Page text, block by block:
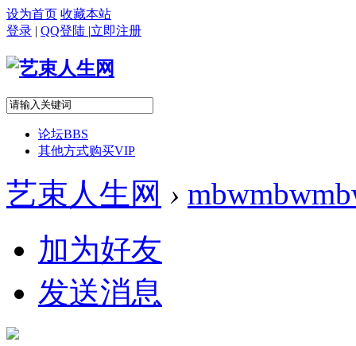
设为首页 收藏本站
登录 | QQ登陆 |立即注册
论坛BBS
其他方式购买VIP
艺束人生网 ›
加为好友
发送消息